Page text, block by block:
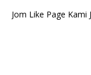
Jom Like Page Kami